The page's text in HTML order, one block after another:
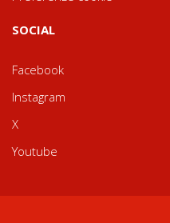
SOCIAL
Facebook
Instagram
X
Youtube